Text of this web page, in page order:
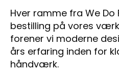
Hver ramme fra We
bestilling på vores
forener vi moderne
års erfaring inden for
håndværk.